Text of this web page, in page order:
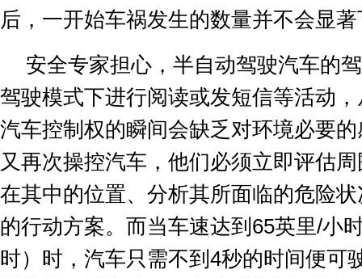
后，一开始车祸发生的数量并不会显
安全专家担心，半自动驾驶汽车的
驾驶模式下进行阅读或发短信等活动
汽车控制权的瞬间会缺乏对环境必要
又再次操控汽车，他们必须立即评估
在其中的位置、分析其所面临的危险
的行动方案。而当车速达到 65英里/小
时）时，汽车只需不到 4秒的时间便可